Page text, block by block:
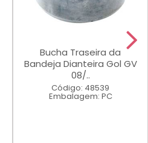
Bucha Traseira da
Bandeja Dianteira Gol GV
08/..
Código: 48539
Embalagem: PC